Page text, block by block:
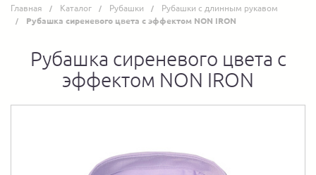
Главная Каталог Рубашки Рубашки с длинным рукавом
Рубашка сиреневого цвета с эффектом NON IRON
Рубашка сиреневого цвета с
эффектом NON IRON